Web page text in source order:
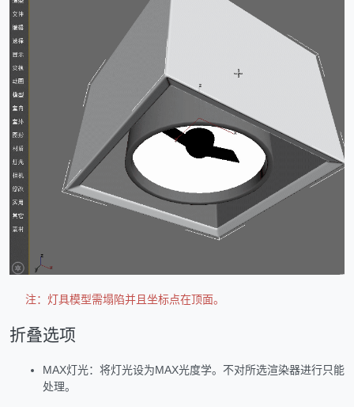
注：灯具模型需塌陷并且坐标点在顶面。
折叠选项
MAX灯光：将灯光设为MAX光度学。不对所选渲染器进行只能
处理。